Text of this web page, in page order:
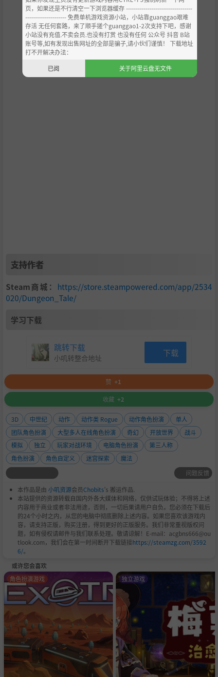
离和近距离之间自由切换，超级攻击连招可以对普通敌人进
行刺杀。
：擅长远程战斗，可以在不同的连招中使用闪电、火焰
和冰霜法术来攻击敌人。
和战斗方面与战士相似，但我希望进行一些改动。例如，在
击范围更长的长矛，以便让圣骑士能够与敌人保持适当距
离。
望在英雄地下城中引入更有趣的游戏机制。一个创意的想法
剑，刺入地面，并不断对所有英雄造成AOE伤害。这增加了
对玩家装备的要求。腐化结束后，任何职业的玩家都可以拾
限的，使用后会消失。这个想法灵感来自20世纪90年代的街
机游戏。
2024年第一季度：
一个新的神秘种族。
新职业 - 恶魔猎手：恶魔猎手将拥有独特的战斗风格，与传
统双持武器不同，他们穿着轻便的布甲，行动迅速，携带特
制的刀。这把刀在大部分时间内都被保持在鞘中，积蓄着力
量，等待着时机的到来，一击必杀。这一系统仍在设计中，
将为游戏增加更多独特的玩法，敬请期待。
支持作者
Steam商城： https://store.steampowered.com/app/2534
020/Dungeon_Tale/
学习下载
跳转下载
小叽转整合地址 下载
赞 +1
收藏 +2
3D 中世纪 动作 动作类 Rogue 动作角色扮演
单人
团队角色扮演
大型多人在线角色扮演 奇幻 开放世界
战斗
模拟
独立 玩家对战环境 电脑角色扮演
第三人称
角色扮演
角色自定义 迷宫探索
魔法
问题反馈
本作品是由 小叽资源会员Chobits's 搬运作品.
本站提供的资源转载自国内外各大媒体和网络，仅供试玩体验；不得将上述
内容用于商业或者非法用途，否则，一切后果请用户自负。您必须在下载后
的24个小时之内，从您的电脑中彻底删除上述内容。如果您喜欢该游戏内
容，请支持正版，购买注册，得到更好的正版服务。我们非常重视版权问
题，如有侵权请邮件与我们联系处理。敬请谅解！E-mail：acgbns666@ou
tlook.com，我们会在第一时间断开下载链接https://steamzg.com/3592
6/。
或许您会喜欢
角色扮演游戏 独立游戏
页，如果还是不行清空一下浏览器缓存 ----------------------------------
--------------------- 免费单机游戏资源小站，小站靠guanggao艰难
存活 无任何套路，来了顺手搓个guanggao1-2次支持下吧，感谢
小站没有充值.不卖会员.也没有打赏 也没有任何 公众号 抖音 B站
账号等,如有发现出售网址的全部是骗子,请小伙们谨慎！ 下载地址
打不开解决办法：
已阅
关于阿里云盘无文件